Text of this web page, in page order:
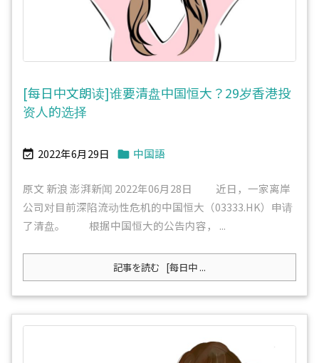
[每日中文朗读]谁要清盘中国恒大？29岁香港投
资人的选择
 2022年6月29日  中国語
原文 新浪 澎湃新闻 2022年06月28日 近日，一家离岸
公司对目前深陷流动性危机的中国恒大（03333.HK）申请
了清盘。 根据中国恒大的公告内容， ...
記事を読む [每日中 ...